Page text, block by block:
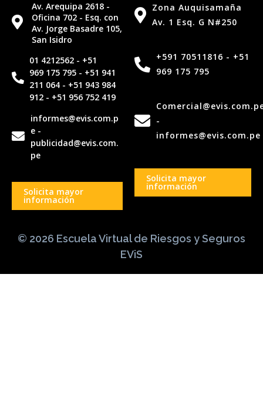
Av. Arequipa 2618 -
Oficina 702 - Esq. con
Av. Jorge Basadre 105,
San Isidro
01 4212562‬ - +51
969 175 795 - +51 941
211 064 - +51 943 984
912 - +51 956 752 419
informes@evis.com.p
e -
publicidad@evis.com.
pe
Solicita mayor
información
Zona Auquisamaña
Av. 1 Esq. G N#250
‪+591 70511816‬ - +51
969 175 795
-
informes@evis.com.pe
Solicita mayor
información
© 2026 Escuela Virtual de Riesgos y Seguros
EViS